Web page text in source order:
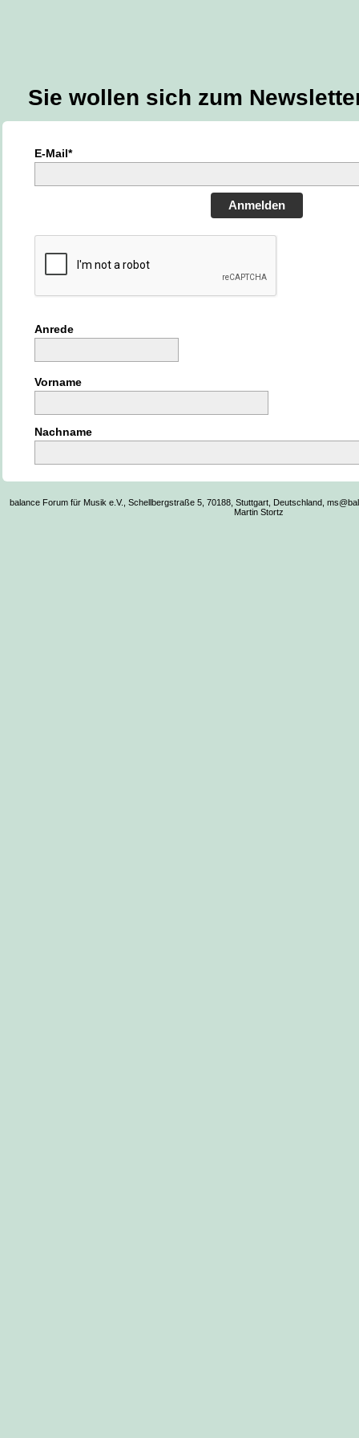
Sie wollen sich zum
E-Mail*
Anmelden
Anrede
Vorname
Nachname
balance Forum für Musik e.V., Schellbergstraße 5, 70188, Stuttgart, Deutschland,
Martin Stortz